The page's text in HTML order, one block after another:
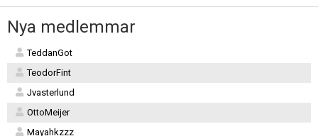
Nya medlemmar
TeddanGot
TeodorFint
Jvasterlund
OttoMeijer
Mayahkzzz